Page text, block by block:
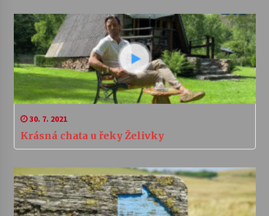
30. 7. 2021
Krásná chata u řeky Želivky